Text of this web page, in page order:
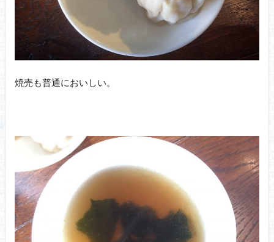
焼売も普通においしい。